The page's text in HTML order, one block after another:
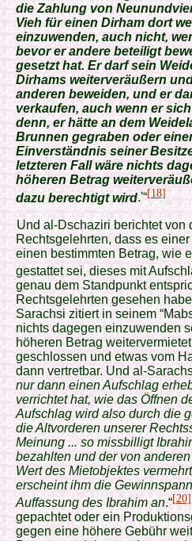
die Zahlung von
Vieh für einen Dirham dort
einzuwenden, auch nicht,
bevor er andere beteiligt
gesetzt hat. Er darf sein
Dirhams weiterveräußern
anderen beweiden, und er
verkaufen, auch wenn er
denn, er hätte an dem
Brunnen gegraben oder
Einverständnis seiner
letzteren Fall wäre nichts
höheren Betrag
dazu berechtigt wird.'“[18]
Und al-Dschaziri berichtet von
Rechtsgelehrten, dass es
einen bestimmten Betrag, wie
gestattet sei, dieses mit
genau dem Standpunkt
Rechtsgelehrten gesehen
Sarachsi zitiert in seinem
nichts dagegen einzuwenden
höheren Betrag
geschlossen und etwas vom
dann vertretbar. Und al-
nur dann einen Aufschlag
verrichtet hat, wie das Öffnen
Aufschlag wird also durch die
die Altvorderen unserer
Meinung ... so missbilligt
bezahlten und der von
Wert des Mietobjektes
erscheint ihm die
Auffassung des Ibrahim an.“[20]
gepachtet oder ein
gegen eine höhere Gebühr